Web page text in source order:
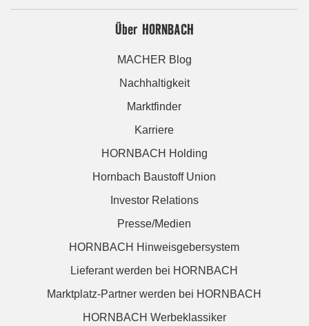
Über HORNBACH
MACHER Blog
Nachhaltigkeit
Marktfinder
Karriere
HORNBACH Holding
Hornbach Baustoff Union
Investor Relations
Presse/Medien
HORNBACH Hinweisgebersystem
Lieferant werden bei HORNBACH
Marktplatz-Partner werden bei HORNBACH
HORNBACH Werbeklassiker